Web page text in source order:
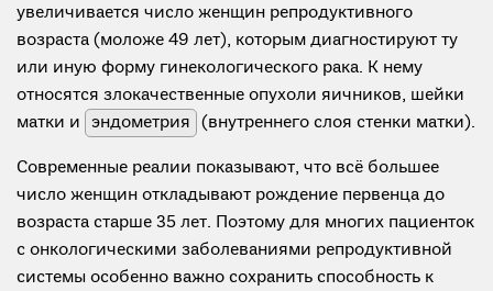
увеличивается число женщин репродуктивного
возраста (моложе 49 лет), которым диагностируют ту
или иную форму гинекологического рака. К нему
относятся злокачественные опухоли яичников, шейки
матки и эндометрия (внутреннего слоя стенки матки).
Современные реалии показывают, что всё большее
число женщин откладывают рождение первенца до
возраста старше 35 лет. Поэтому для многих пациенток
с онкологическими заболеваниями репродуктивной
системы особенно важно сохранить способность к